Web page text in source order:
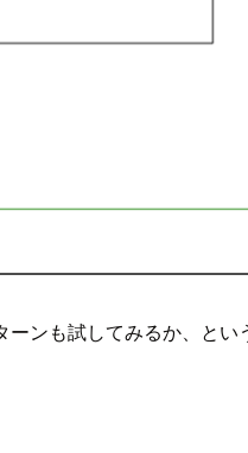
ンも試してみるか、とい